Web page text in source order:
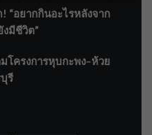
“อยากกินอะไรหลังจาก
มีชีวิต”
โครงการหุบกะพง–ห้วย
รี